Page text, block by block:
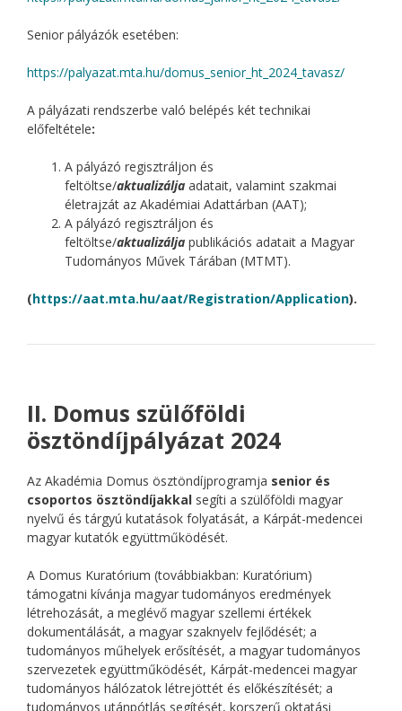
Senior pályázók esetében:
https://palyazat.mta.hu/domus_senior_ht_2024_tavasz/
A pályázati rendszerbe való belépés két technikai
előfeltétele:
A pályázó regisztráljon és
feltöltse/aktualizálja adatait, valamint szakmai
életrajzát az Akadémiai Adattárban (AAT);
A pályázó regisztráljon és
feltöltse/aktualizálja publikációs adatait a Magyar
Tudományos Művek Tárában (MTMT).
(https://aat.mta.hu/aat/Registration/Application).
II. Domus szülőföldi
ösztöndíjpályázat 2024
Az Akadémia Domus ösztöndíjprogramja senior és
csoportos ösztöndíjakkal segíti a szülőföldi magyar
nyelvű és tárgyú kutatások folyatását, a Kárpát-medencei
magyar kutatók együttműködését.
A Domus Kuratórium (továbbiakban: Kuratórium)
támogatni kívánja magyar tudományos eredmények
létrehozását, a meglévő magyar szellemi értékek
dokumentálását, a magyar szaknyelv fejlődését; a
tudományos műhelyek erősítését, a magyar tudományos
szervezetek együttműködését, Kárpát-medencei magyar
tudományos hálózatok létrejöttét és előkészítését; a
tudományos utánpótlás segítését, korszerű oktatási